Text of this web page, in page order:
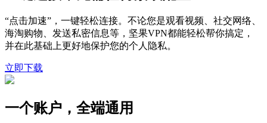
“点击加速”，一键轻松连接。不论您是观看视频、社交网络、
海淘购物、发送私密信息等，坚果VPN都能轻松帮你搞定，
并在此基础上更好地保护您的个人隐私。
立即下载
一个账户，全端通用